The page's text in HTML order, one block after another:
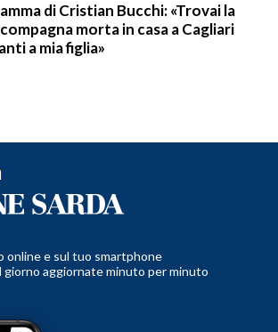
di Cristian Bucchi: «Trovai la
morta in casa a Cagliari
a mia figlia»
online e sul tuo smartphone
aggiornate minuto per minuto